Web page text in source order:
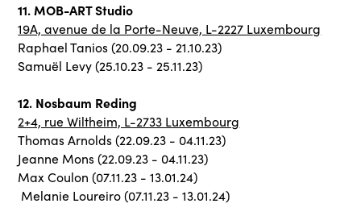
11. MOB-ART Studio
19A, avenue de la Porte-Neuve, L-2227 Luxembourg
Raphael Tanios (20.09.23 - 21.10.23)
Samuël Levy (25.10.23 - 25.11.23)
12. Nosbaum Reding
2+4, rue Wiltheim, L-2733 Luxembourg
Thomas Arnolds (22.09.23 - 04.11.23)
Jeanne Mons (22.09.23 - 04.11.23)
Max Coulon (07.11.23 - 13.01.24)
Melanie Loureiro (07.11.23 - 13.01.24)